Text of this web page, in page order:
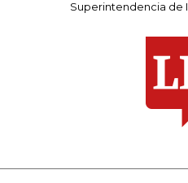
Superintendencia de